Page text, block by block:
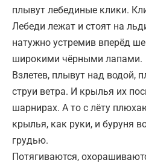
плывут лебединые клики.
Лебеди лежат и стоят на
натужно устремив вперёд
широкими чёрными лапами.
Взлетев, плывут над водой,
струи ветра. И крылья их
шарнирах. А то с лёту
крылья, как руки, и буруня
грудью.
Потягиваются,